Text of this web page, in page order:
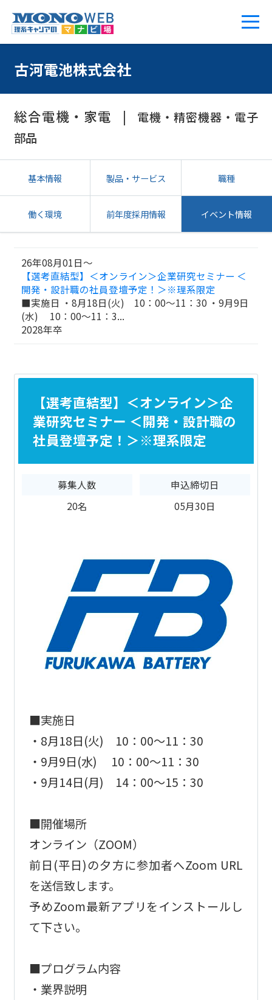
古河電池株式会社
総合電機・家電
電機・精密機器・電子
部品
基本情報 製品・サービス 職種
働く環境 前年度採用情報 イベント情報
26年08月01日～
【選考直結型】＜オンライン＞企業研究セミナー ＜
開発・設計職の社員登壇予定！＞※理系限定
■実施日 ・8月18日(火) 10：00～11：30 ・9月9日
(水) 10：00～11：3...
2028年卒
【選考直結型】＜オンライン＞企
業研究セミナー ＜開発・設計職の
社員登壇予定！＞※理系限定
募集人数
20名
申込締切日
05月30日
■実施日
・8月18日(火) 10：00～11：30
・9月9日(水) 10：00～11：30
・9月14日(月) 14：00～15：30
■開催場所
オンライン（ZOOM）
前日(平日)の夕方に参加者へZoom URL
を送信致します。
予めZoom最新アプリをインストールし
て下さい。
■プログラム内容
・業界説明